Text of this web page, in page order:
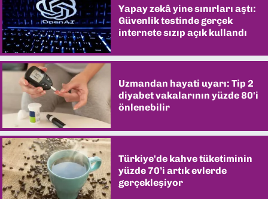
Yapay zekâ yine sınırları aştı:
Güvenlik testinde gerçek
internete sızıp açık kullandı
Uzmandan hayati uyarı: Tip 2
diyabet vakalarının yüzde 80'i
önlenebilir
Türkiye'de kahve tüketiminin
yüzde 70’i artık evlerde
gerçekleşiyor